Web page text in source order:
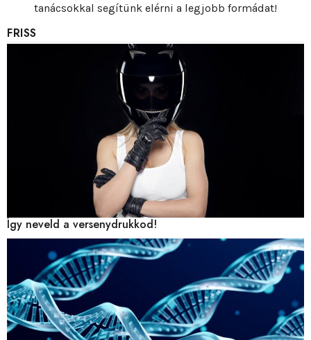
tanácsokkal segítünk elérni a legjobb formádat!
FRISS
Így neveld a versenydrukkod!